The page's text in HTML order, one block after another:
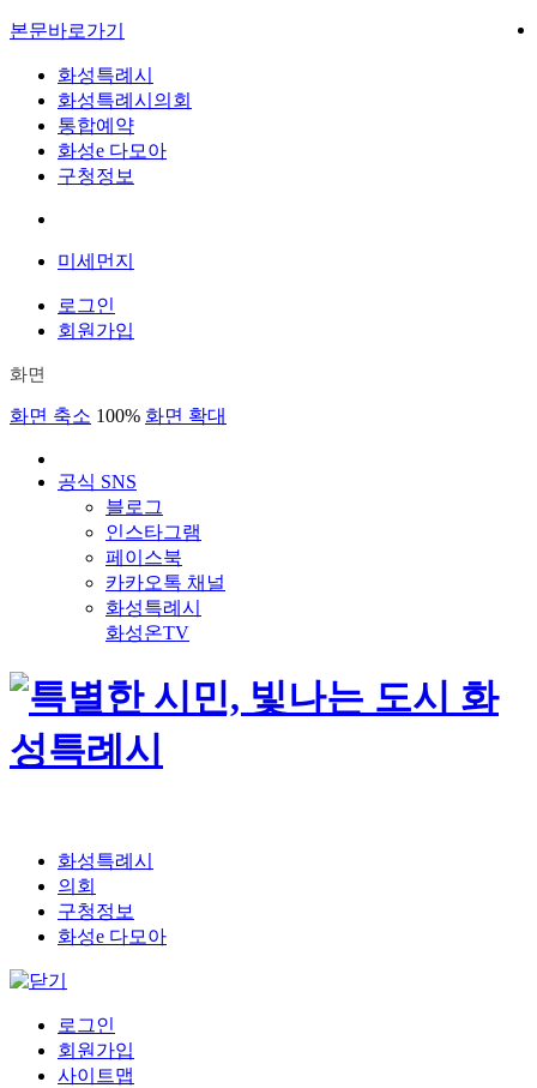
본문바로가기
화성특례시
화성특례시의회
통합예약
화성e 다모아
구청정보
미세먼지
로그인
회원가입
화면
화면 축소 100% 화면 확대
공식 SNS
블로그
인스타그램
페이스북
카카오톡 채널
화성특례시
화성온TV
화성특례시
의회
구청정보
화성e 다모아
로그인
회원가입
사이트맵